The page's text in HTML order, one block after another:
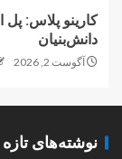
کارینو پلاس:
دانش‌بنیان
آگوست 2, 2026
نوشته‌های تازه